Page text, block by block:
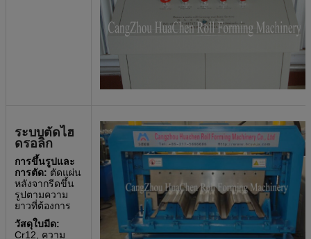
ระบบตัดไฮ
ดรอลิก
การขึ้นรูปและ
การตัด: ตัดแผ่น
หลังจากรีดขึ้น
รูปตามความ
ยาวที่ต้องการ
วัสดุใบมีด:
Cr12, ความ